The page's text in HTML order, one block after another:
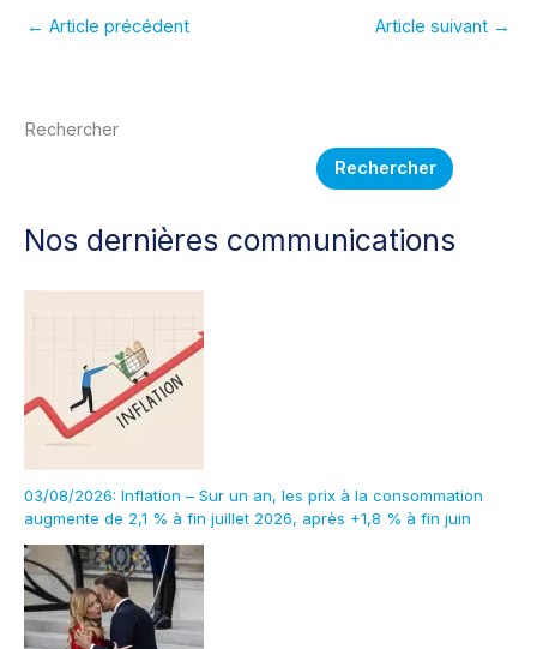
← Article précédent Article suivant →
Rechercher
Rechercher
Nos dernières communications
03/08/2026: Inflation – Sur un an, les prix à la consommation
augmente de 2,1 % à fin juillet 2026, après +1,8 % à fin juin